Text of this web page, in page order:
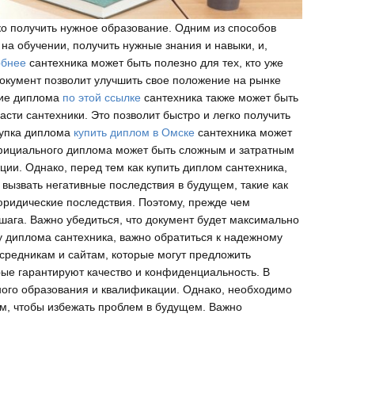
получить нужное образование. Одним из способов
обучении, получить нужные знания и навыки, и,
сантехника может быть полезно для тех, кто уже
позволит улучшить свое положение на рынке
диплома по этой ссылке сантехника также может быть
сантехники. Это позволит быстро и легко получить
диплома купить диплом в Омске сантехника может
диплома может быть сложным и затратным
Однако, перед тем как купить диплом сантехника,
негативные последствия в будущем, такие как
последствия. Поэтому, прежде чем
Важно убедиться, что документ будет максимально
сантехника, важно обратиться к надежному
и сайтам, которые могут предложить
гарантируют качество и конфиденциальность. В
образования и квалификации. Однако, необходимо
чтобы избежать проблем в будущем. Важно